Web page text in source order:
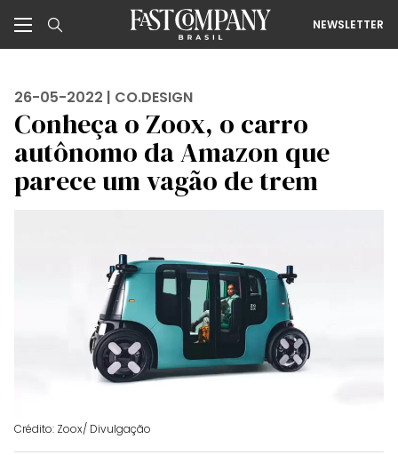
NEWSLETTER
26-05-2022 | CO.DESIGN
Conheça o Zoox, o carro
autônomo da Amazon que
parece um vagão de trem
Crédito: Zoox/ Divulgação